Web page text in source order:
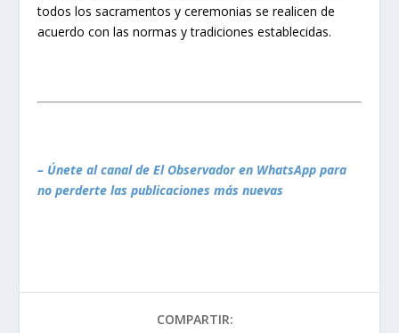
todos los sacramentos y ceremonias se realicen de
acuerdo con las normas y tradiciones establecidas.
– Únete al canal de El Observador en WhatsApp para
no perderte las publicaciones más nuevas
COMPARTIR: